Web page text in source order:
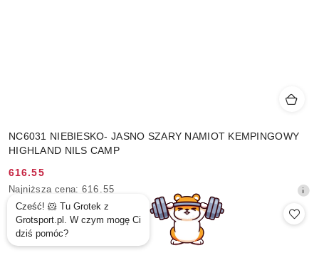
NC6031 NIEBIESKO- JASNO SZARY NAMIOT KEMPINGOWY
HIGHLAND NILS CAMP
Cena
promocyjna:
616.55
Najniższa
cena
dni
Najniższa cena: 616.55